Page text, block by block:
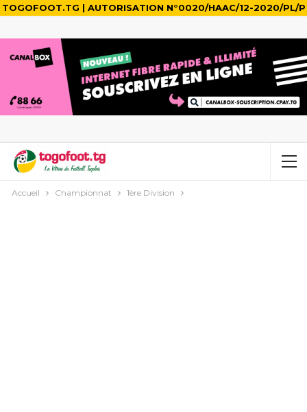
TOGOFOOT.TG | AUTORISATION N°0020/HAAC/12-2020/PL/P
Accueil Championnat 1ère Division